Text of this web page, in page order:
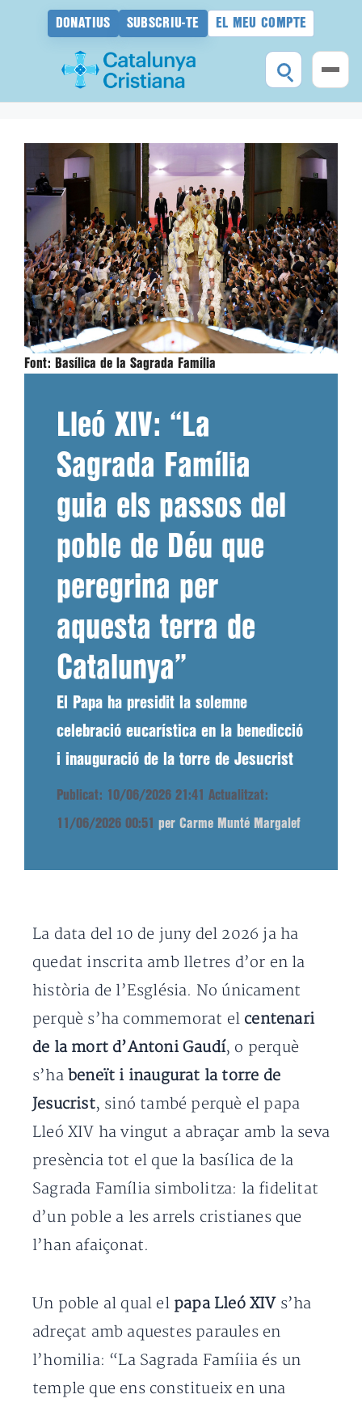
DONATIUS SUBSCRIU-TE EL MEU COMPTE
Font: Basílica de la Sagrada Família
Lleó XIV: “La
Sagrada Família
guia els passos del
poble de Déu que
peregrina per
aquesta terra de
Catalunya”
El Papa ha presidit la solemne
celebració eucarística en la benedicció
i inauguració de la torre de Jesucrist
Publicat: 10/06/2026 21:41 Actualitzat:
11/06/2026 00:51 per Carme Munté Margalef
La data del 10 de juny del 2026 ja ha
quedat inscrita amb lletres d’or en la
història de l’Església. No únicament
perquè s’ha commemorat el centenari
de la mort d’Antoni Gaudí, o perquè
s’ha beneït i inaugurat la torre de
Jesucrist, sinó també perquè el papa
Lleó XIV ha vingut a abraçar amb la seva
presència tot el que la basílica de la
Sagrada Família simbolitza: la fidelitat
d’un poble a les arrels cristianes que
l’han afaiçonat.
Un poble al qual el papa Lleó XIVs’ha
adreçat amb aquestes paraules en
l’homilia: “La Sagrada Famíiia és un
temple que ens constitueix en una